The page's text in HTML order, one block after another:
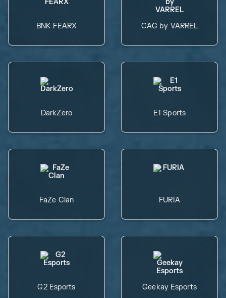
BNK FEARX CAG by VARREL
DarkZero E1 Sports
FaZe Clan FURIA
G2 Esports Geekay Esports